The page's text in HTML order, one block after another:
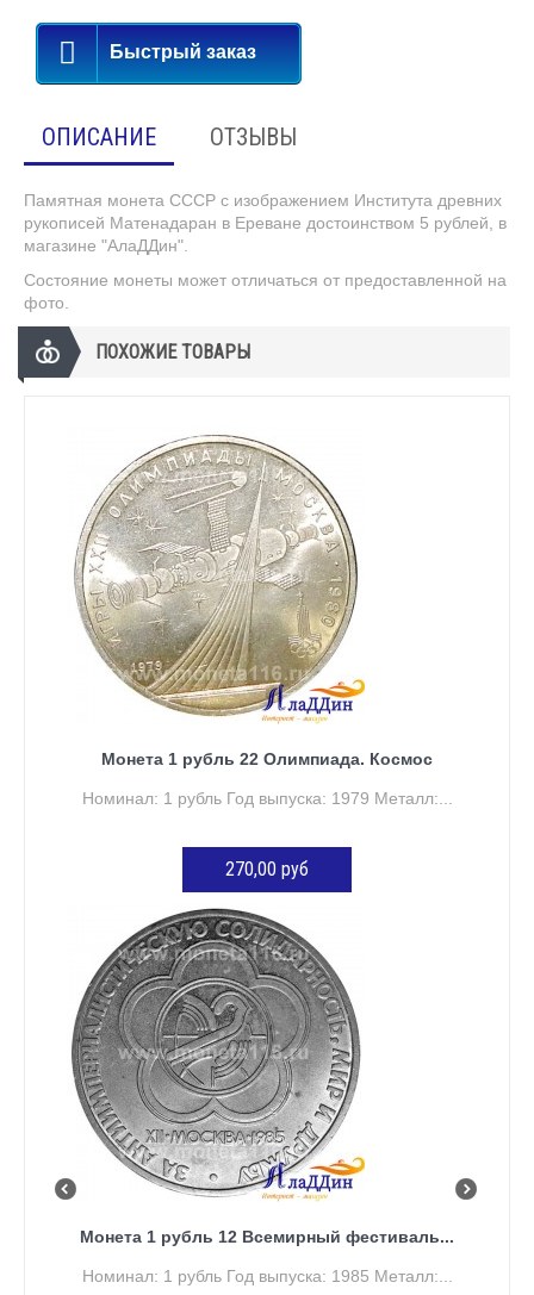
Быстрый заказ
ОПИСАНИЕ ОТЗЫВЫ
Памятная монета СССР с изображением Института древних
рукописей Матенадаран в Ереване достоинством 5 рублей, в
магазине "АлаДДин".
Состояние монеты может отличаться от предоставленной на
фото.
ПОХОЖИЕ ТОВАРЫ
Монета 1 рубль 22 Олимпиада. Космос
Номинал: 1 рубль Год выпуска: 1979 Металл:...
270,00 руб
ДОБАВИТЬ В КОРЗИНУ
Монета 1 рубль 12 Всемирный фестиваль...
Номинал: 1 рубль Год выпуска: 1985 Металл:...